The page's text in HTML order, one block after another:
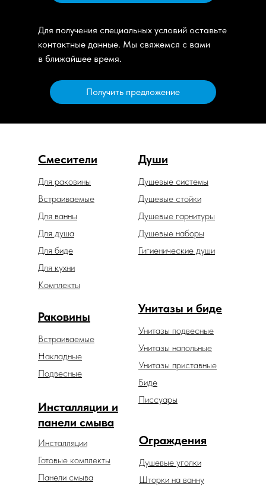
Для получения специальных условий оставьте
контактные данные. Мы свяжемся с вами
в ближайшее время.
Получить предложение
Смесители Души
Душевые гарнитуры
Душевые системы
Гигиенические души
Душевые наборы
Унитазы и биде
Унитазы подвесные
Унитазы напольные
Унитазы приставные
Раковины
Встраиваемые
Накладные
Подвесные
Встраиваемые
Для биде
Для ванны
Для душа
Для раковины
Для кухни
Ограждения
Душевые уголки
Шторки на ванну
Душевые стойки
Биде
Инсталляции и
панели смыва
Инсталляции
Готовые комплекты
Панели смыва
Комплекты
Писсуары